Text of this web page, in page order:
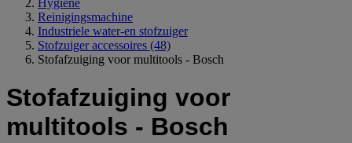
Reinigingsmachine
Industriele water-en stofzuiger
Stofzuiger accessoires (48)
Stofafzuiging voor multitools - Bosch
Stofafzuiging voor
multitools - Bosch